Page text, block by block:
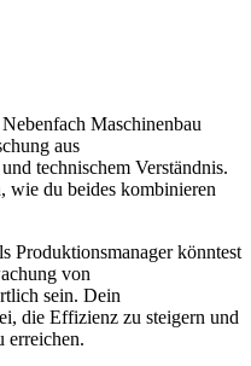
Maschinenbau
aus
technischem Verständnis.
wie du beides kombinieren
Produktionsmanager könntest
von
sein. Dein
die Effizienz zu steigern und
erreichen.